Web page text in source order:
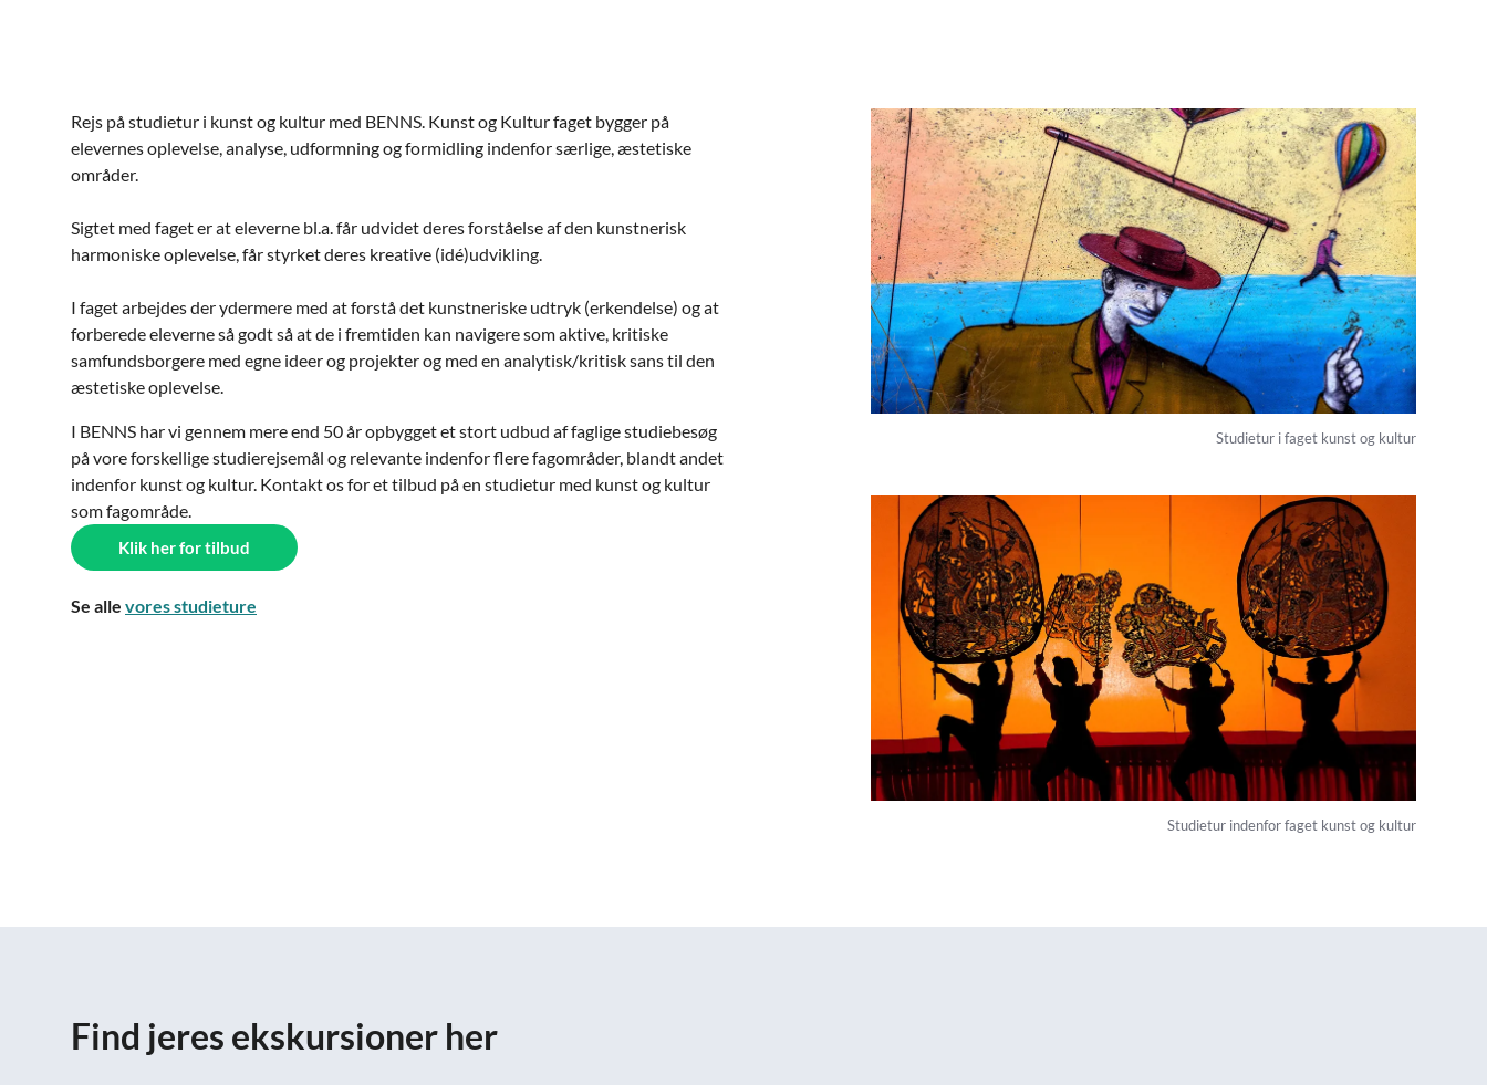
Rejs på studietur i kunst og kultur med BENNS. Kunst og Kultur faget bygger på
elevernes oplevelse, analyse, udformning og formidling indenfor særlige, æstetiske
områder.
Sigtet med faget er at eleverne bl.a. får udvidet deres forståelse af den kunstnerisk
harmoniske oplevelse, får styrket deres kreative (idé)udvikling.
I faget arbejdes der ydermere med at forstå det kunstneriske udtryk (erkendelse) og at
forberede eleverne så godt så at de i fremtiden kan navigere som aktive, kritiske
samfundsborgere med egne ideer og projekter og med en analytisk/kritisk sans til den
æstetiske oplevelse.
I BENNS har vi gennem mere end 50 år opbygget et stort udbud af faglige studiebesøg
på vore forskellige studierejsemål og relevante indenfor flere fagområder, blandt andet
indenfor kunst og kultur. Kontakt os for et tilbud på en studietur med kunst og kultur
som fagområde.
Klik her for tilbud
Se alle vores studieture
Studietur i faget kunst og kultur
Studietur indenfor faget kunst og kultur
Find jeres ekskursioner her